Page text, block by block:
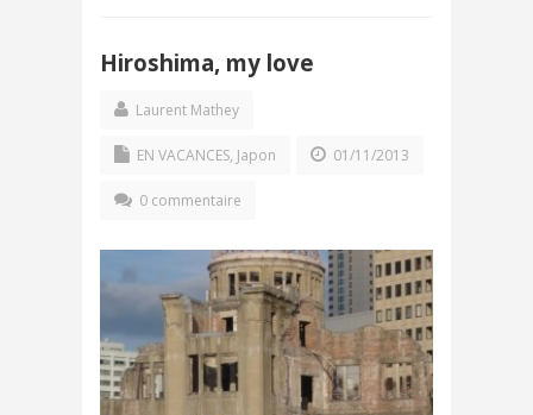
Hiroshima, my love
Laurent Mathey
EN VACANCES, Japon 01/11/2013
0 commentaire